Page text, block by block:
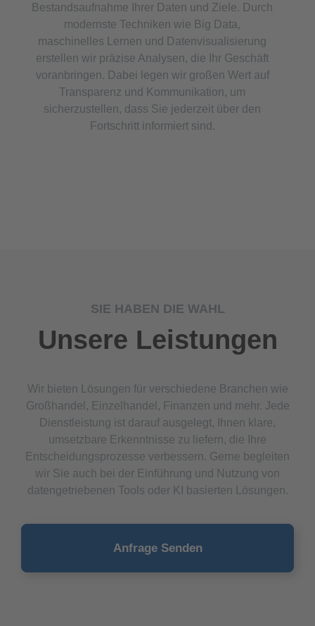
Bestandsaufnahme Ihrer Daten und Ziele. Durch
modernste Techniken wie Big Data,
maschinelles Lernen und Datenvisualisierung
erstellen wir präzise Analysen, die Ihr Geschäft
voranbringen. Dabei legen wir großen Wert auf
Transparenz und Kommunikation, um
sicherzustellen, dass Sie jederzeit über den
Fortschritt informiert sind.
SIE HABEN DIE WAHL
Unsere Leistungen
Wir bieten Lösungen für verschiedene Branchen wie
Großhandel, Einzelhandel, Finanzen und mehr. Jede
Dienstleistung ist darauf ausgelegt, Ihnen klare,
umsetzbare Erkenntnisse zu liefern, die Ihre
Entscheidungsprozesse verbessern. Gerne begleiten
wir Sie auch bei der Einführung und Nutzung von
datengetriebenen Tools oder KI basierten Lösungen.
Anfrage Senden